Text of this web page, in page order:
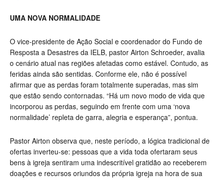
UMA NOVA NORMALIDADE
O vice-presidente de Ação Social e coordenador do Fundo de
Resposta a Desastres da IELB, pastor Airton Schroeder, avalia
o cenário atual nas regiões afetadas como estável. Contudo, as
feridas ainda são sentidas. Conforme ele, não é possível
afirmar que as perdas foram totalmente superadas, mas sim
que estão sendo contornadas. “Há um novo modo de vida que
incorporou as perdas, seguindo em frente com uma ‘nova
normalidade’ repleta de garra, alegria e esperança”, pontua.
Pastor Airton observa que, neste período, a lógica tradicional de
ofertas inverteu-se: pessoas que a vida toda ofertaram seus
bens à igreja sentiram uma indescritível gratidão ao receberem
doações e recursos oriundos da própria igreja na hora de sua